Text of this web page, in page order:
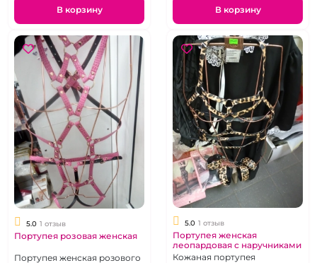
В корзину В корзину
5.0 1 отзыв
Портупея розовая женская
Портупея женская розового
5.0 1 отзыв
Портупея женская
леопардовая с наручниками
Кожаная портупея